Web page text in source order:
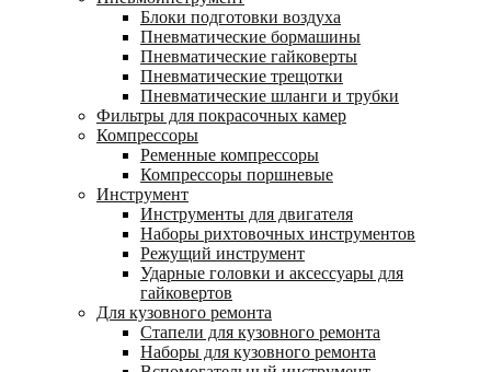
Блоки подготовки воздуха
Пневматические бормашины
Пневматические гайковерты
Пневматические трещотки
Пневматические шланги и трубки
Фильтры для покрасочных камер
Компрессоры
Ременные компрессоры
Компрессоры поршневые
Инструмент
Инструменты для двигателя
Наборы рихтовочных инструментов
Режущий инструмент
Ударные головки и аксессуары для
гайковертов
Для кузовного ремонта
Стапели для кузовного ремонта
Наборы для кузовного ремонта